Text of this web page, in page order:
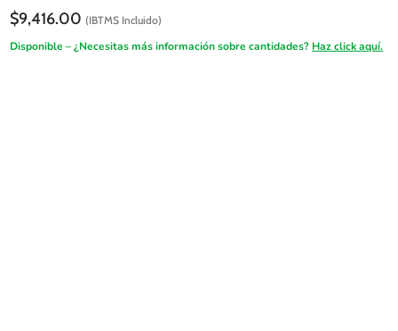
$9,416.00 (IBTMS Incluido)
Disponible – ¿Necesitas más información sobre cantidades? Haz click aquí.